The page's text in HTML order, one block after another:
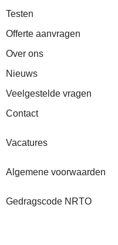
Testen
Offerte aanvragen
Over ons
Nieuws
Veelgestelde vragen
Contact
Vacatures
Algemene voorwaarden
Gedragscode NRTO